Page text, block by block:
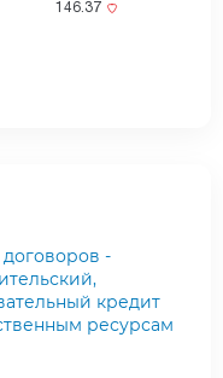
146.37
-
кредит
ресурсам